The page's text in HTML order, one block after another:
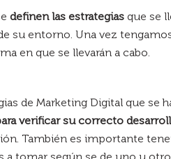
definen las estrategias que se
su entorno. Una vez
en que se llevarán a cabo.
de Marketing Digital que se
verificar su correcto
También es importante
tomar según se de uno u otro.